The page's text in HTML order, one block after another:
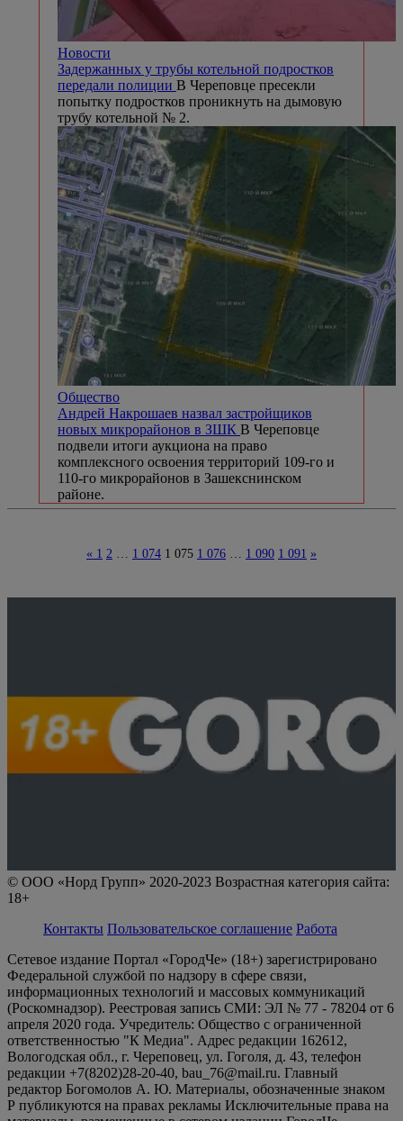
Новости
Задержанных у трубы котельной подростков
передали полиции В Череповце пресекли
попытку подростков проникнуть на дымовую
трубу котельной № 2.
Общество
Андрей Накрошаев назвал застройщиков
новых микрорайонов в ЗШК В Череповце
подвели итоги аукциона на право
комплексного освоения территорий 109-го и
110-го микрорайонов в Зашекснинском
районе.
« 1 2 … 1 074 1 075 1 076 … 1 090 1 091 »
© ООО «Норд Групп» 2020-2023 Возрастная категория сайта:
18+
Контакты Пользовательское соглашение Работа
Сетевое издание Портал «ГородЧе» (18+) зарегистрировано
Федеральной службой по надзору в сфере связи,
информационных технологий и массовых коммуникаций
(Роскомнадзор). Реестровая запись СМИ: ЭЛ № 77 - 78204 от 6
апреля 2020 года. Учредитель: Общество с ограниченной
ответственностью "К Медиа". Адрес редакции 162612,
Вологодская обл., г. Череповец, ул. Гоголя, д. 43, телефон
редакции +7(8202)28-20-40, bau_76@mail.ru. Главный
редактор Богомолов А. Ю. Материалы, обозначенные знаком
Р публикуются на правах рекламы Исключительные права на